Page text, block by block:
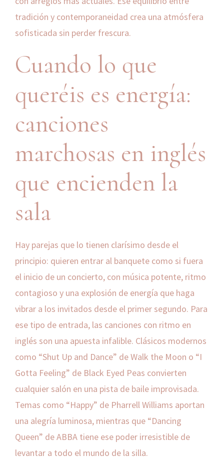
tradición y contemporaneidad crea una atmósfera
sofisticada sin perder frescura.
Cuando lo que
queréis es energía:
canciones
marchosas en inglés
que encienden la
sala
Hay parejas que lo tienen clarísimo desde el
principio: quieren entrar al banquete como si fuera
el inicio de un concierto, con música potente, ritmo
contagioso y una explosión de energía que haga
vibrar a los invitados desde el primer segundo. Para
ese tipo de entrada, las canciones con ritmo en
inglés son una apuesta infalible. Clásicos modernos
como “Shut Up and Dance” de Walk the Moon o “I
Gotta Feeling” de Black Eyed Peas convierten
cualquier salón en una pista de baile improvisada.
Temas como “Happy” de Pharrell Williams aportan
una alegría luminosa, mientras que “Dancing
Queen” de ABBA tiene ese poder irresistible de
levantar a todo el mundo de la silla.